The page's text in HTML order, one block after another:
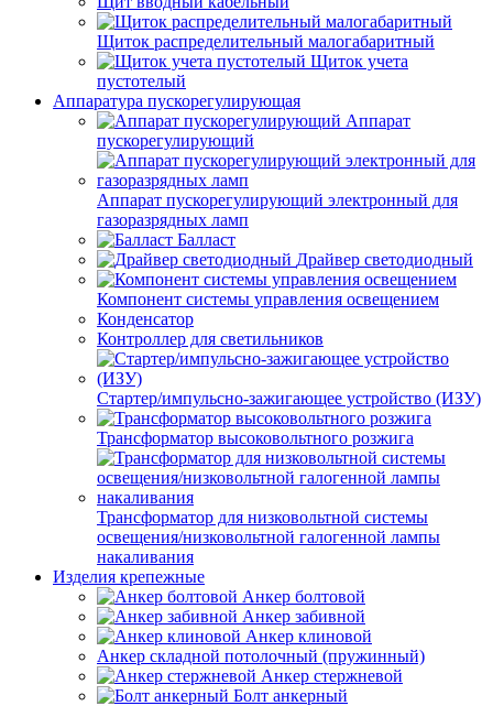
Щиток распределительный малогабаритный
Щиток учета
пустотелый
Аппаратура пускорегулирующая
Аппарат
пускорегулирующий
Аппарат пускорегулирующий электронный для
газоразрядных ламп
Балласт
Драйвер светодиодный
Компонент системы управления освещением
Конденсатор
Контроллер для светильников
Стартер/импульсно-зажигающее устройство (ИЗУ)
Трансформатор высоковольтного розжига
Трансформатор для низковольтной системы
освещения/низковольтной галогенной лампы
накаливания
Изделия крепежные
Анкер болтовой
Анкер забивной
Анкер клиновой
Анкер складной потолочный (пружинный)
Анкер стержневой
Болт анкерный